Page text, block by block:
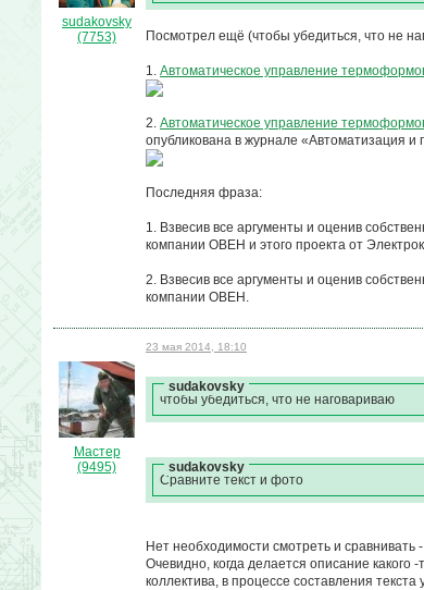
sudakovsky
(7753)
Посмотрел ещё (чтобы убедиться, что не
1. Автоматическое управление
2. Автоматическое управление
опубликована в журнале «Автоматизация
Последняя фраза:
1. Взвесив все аргументы и оценив
компании ОВЕН и этого проекта от
2. Взвесив все аргументы и оценив
компании ОВЕН.
Мастер
(9495)
23 мая 2014, 18:10
sudakovsky
чтобы убедиться, что не наговариваю
sudakovsky
Сравните текст и фото
Нет необходимости смотреть и сравнивать
Очевидно, когда делается описание какого
коллектива, в процессе составления